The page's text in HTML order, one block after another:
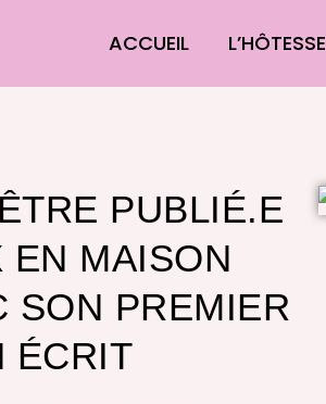
ACCUEIL L’HÔTESSE
PUBLIÉ.E
EN MAISON
SON PREMIER
ÉCRIT